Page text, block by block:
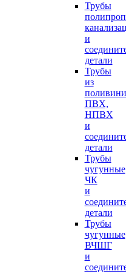
Трубы
и
детали
Трубы
из
ПВХ,
НПВХ
и
детали
Трубы
чугунные
ЧК
и
детали
Трубы
чугунные
ВЧШГ
и